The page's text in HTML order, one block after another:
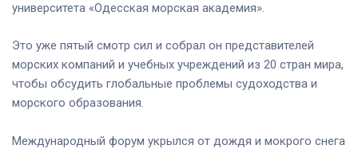
университета «Одесская морская академия».
Это уже пятый смотр сил и собрал он представителей
морских компаний и учебных учреждений из 20 стран мира,
чтобы обсудить глобальные проблемы судоходства и
морского образования.
Международный форум укрылся от дождя и мокрого снега